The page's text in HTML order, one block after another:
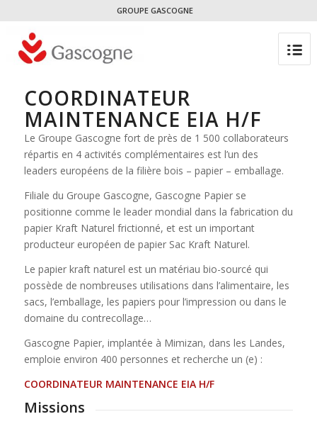
GROUPE GASCOGNE
COORDINATEUR
MAINTENANCE EIA H/F
Le Groupe Gascogne fort de près de 1 500 collaborateurs
répartis en 4 activités complémentaires est l’un des
leaders européens de la filière bois – papier – emballage.
Filiale du Groupe Gascogne, Gascogne Papier se
positionne comme le leader mondial dans la fabrication du
papier Kraft Naturel frictionné, et est un important
producteur européen de papier Sac Kraft Naturel.
Le papier kraft naturel est un matériau bio-sourcé qui
possède de nombreuses utilisations dans l’alimentaire, les
sacs, l’emballage, les papiers pour l’impression ou dans le
domaine du contrecollage…
Gascogne Papier, implantée à Mimizan, dans les Landes,
emploie environ 400 personnes et recherche un (e) :
COORDINATEUR MAINTENANCE EIA H/F
Missions